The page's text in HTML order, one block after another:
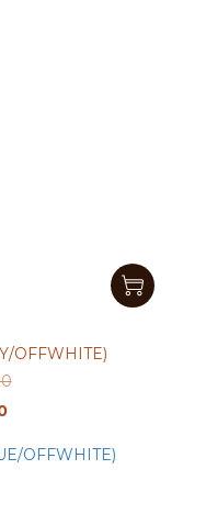
OFFWHITE)